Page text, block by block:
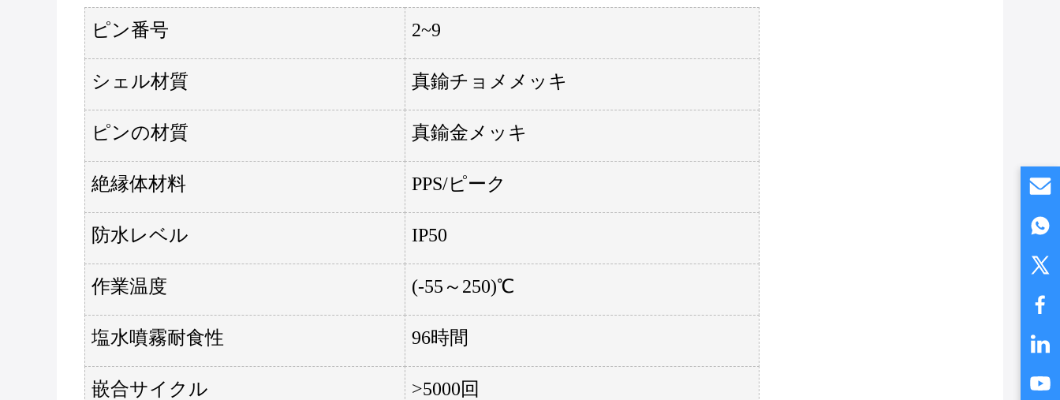
ピン番号 2~9
シェル材質 真鍮チョメメッキ
ピンの材質 真鍮金メッキ
絶縁体材料 PPS/ピーク
防水レベル IP50
作業温度 (-55～250)℃
塩水噴霧耐食性 96時間
嵌合サイクル >5000回